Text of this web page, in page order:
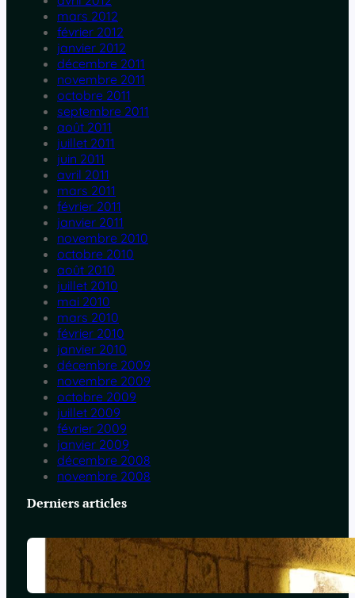
mars 2012
février 2012
janvier 2012
décembre 2011
novembre 2011
octobre 2011
septembre 2011
août 2011
juillet 2011
juin 2011
avril 2011
mars 2011
février 2011
janvier 2011
novembre 2010
octobre 2010
août 2010
juillet 2010
mai 2010
mars 2010
février 2010
janvier 2010
décembre 2009
novembre 2009
octobre 2009
juillet 2009
février 2009
janvier 2009
décembre 2008
novembre 2008
Derniers articles